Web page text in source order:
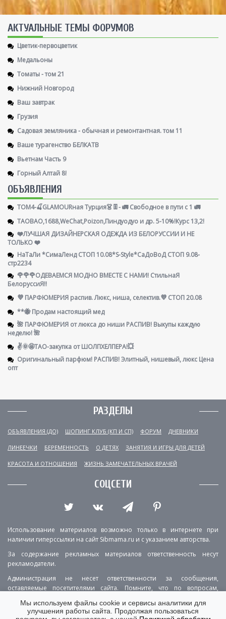
AКТУАЛЬНЫЕ ТЕМЫ ФОРУМОВ
Цветик-первоцветик
Медальоны
Томаты - том 21
Нижний Новгород
Ваш завтрак
Грузия
Садовая земляника - обычная и ремонтантная. том 11
Ваше турагенство БЕЛКАТВ
Вьетнам Часть 9
Горный Алтай 8!
ОБЪЯВЛЕНИЯ
ТОМ4-🍒GLAMOURная Турция👗👖- 🚛 Свободное в пути с 1 🚛
TAOBAO,1688,WeChat,Poizon,Пиндуодуо и др. 5-10%!Курс 13,2!
❤️ЛУЧШАЯ ДИЗАЙНЕРСКАЯ ОДЕЖДА ИЗ БЕЛОРУССИИ И НЕ
ТОЛЬКО ❤️
НаТаЛи *СимаЛенд СТОП 10.08*S-Style*СаДоВоД СТОП 9.08-
стр2234
🌹🌹🌹ОДЕВАЕМСЯ МОДНО ВМЕСТЕ С НАМИ! СтильнаЯ
БелоруссиЯ‼
💜 ПАРФЮМЕРИЯ распив. Люкс, ниша, селектив.💜 СТОП 20.08
**🐝 Продам настоящий мед
🌺 ПАРФЮМЕРИЯ от люкса до ниши РАСПИВ! Выкупы каждую
неделю! 🌺
✌️🌞🤩ТАО-закупка от ШОЛПХЕЛПЕРА!💥
Оригинальный парфюм! РАСПИВ! Элитный, нишевый, люкс Цена
опт
РАЗДЕЛЫ
ОБЪЯВЛЕНИЯ (ДО) ШОПИНГ КЛУБ (КП И СП) ФОРУМ ДНЕВНИКИ
ЛИНЕЕЧКИ БЕРЕМЕННОСТЬ О ДЕТЯХ ЗАНЯТИЯ И ИГРЫ ДЛЯ ДЕТЕЙ
КРАСОТА И ОТНОШЕНИЯ ЖИЗНЬ ЗАМЕЧАТЕЛЬНЫХ ВРАЧЕЙ
СОЦСЕТИ
Использование материалов возможно только в интернете при
наличии гиперссылки на сайт Sibmama.ru и с указанием авторства.
За содержание рекламных материалов ответственность несут
рекламодатели.
Администрация не несет ответственности за сообщения,
оставляемые посетителями сайта. Помните, что по вопросам,
Мы используем файлы cookie и сервисы аналитики для
улучшения работы сайта. Продолжая пользоваться